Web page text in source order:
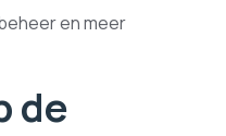
en meer
de